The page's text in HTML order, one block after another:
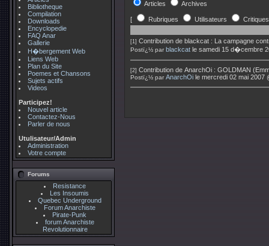
Bibliotheque
Compilation
Downloads
Encyclopedie
FAQ Anar
Gallerie
H�bergement Web
Liens Web
Plan du Site
Poemes et Chansons
Sujets actifs
Videos
Participez!
Nouvel article
Contactez-Nous
Parler de nous
Utulisateur/Admin
Administration
Votre compte
Forums
Resistance
Les Insoumis
Quebec Underground
Forum Anarchiste
Pirate-Punk
forum Anarchiste
Revolutionnaire
Articles Archives
[ Rubriques Utilisateurs
[1] Contribution de blackcat : La campagne
Postï¿½ par blackcat le samedi 15 d�cembre
[2] Contribution de AnarchOi : GOLDMAN
Postï¿½ par AnarchOi le mercredi 02 mai 2007